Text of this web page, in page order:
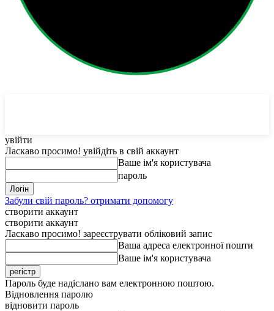
увійти
Ласкаво просимо! увійдіть в свій аккаунт
Ваше ім'я користувача
пароль
Забули свій пароль? отримати допомогу
створити аккаунт
створити аккаунт
Ласкаво просимо! зареєструвати обліковий запис
Ваша адреса електронної пошти
Ваше ім'я користувача
Пароль буде надіслано вам електронною поштою.
Відновлення паролю
відновити пароль